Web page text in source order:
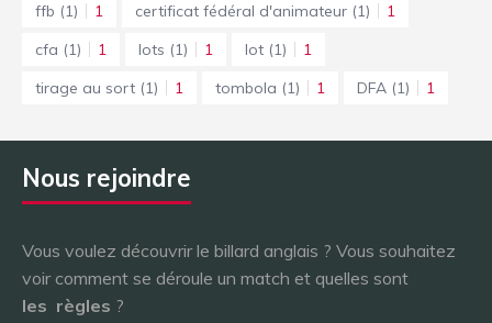
ffb (1) 1 certificat fédéral d'animateur (1)
1
cfa (1) 1 lots (1) 1 lot (1)
1
tirage au sort (1) 1 tombola (1) 1 DFA (1) 1
Nous rejoindre
Vous voulez découvrir le billard anglais ? Vous souhaitez
voir comment se déroule un match et quelles sont
les règles ?